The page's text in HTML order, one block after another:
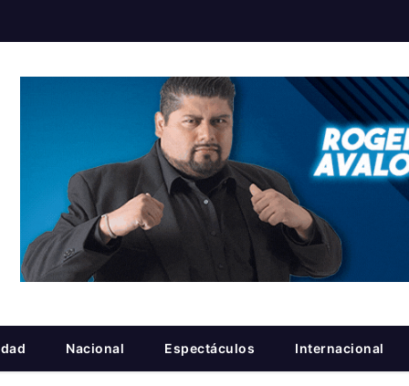
Nacional Espectáculos Internacional